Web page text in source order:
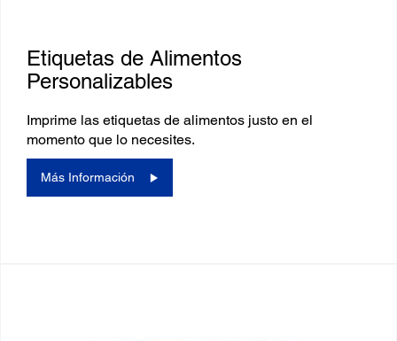
Etiquetas de Alimentos
Personalizables
Imprime las etiquetas de alimentos justo en el
momento que lo necesites.
Más Información